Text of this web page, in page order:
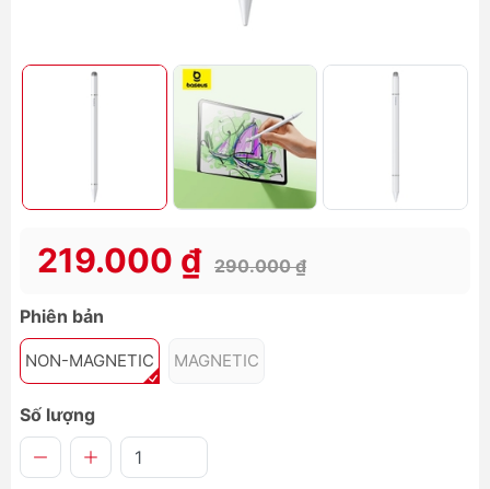
219.000 ₫ 290.000 ₫
Phiên bản
NON-MAGNETIC MAGNETIC
Số lượng